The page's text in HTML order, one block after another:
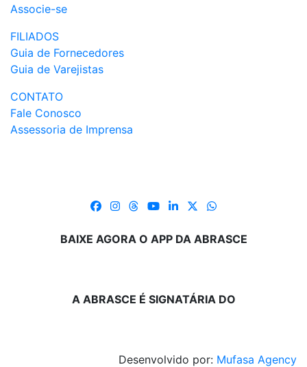
Associe-se
FILIADOS
Guia de Fornecedores
Guia de Varejistas
CONTATO
Fale Conosco
Assessoria de Imprensa
BAIXE AGORA O APP DA ABRASCE
A ABRASCE É SIGNATÁRIA DO
Desenvolvido por: Mufasa Agency